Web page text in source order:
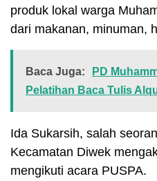
produk lokal warga
dari makanan, minuman,
Baca Juga:
PD
Pelatihan Baca Tulis
Ida Sukarsih, salah
Kecamatan Diwek
mengikuti acara PUSPA.